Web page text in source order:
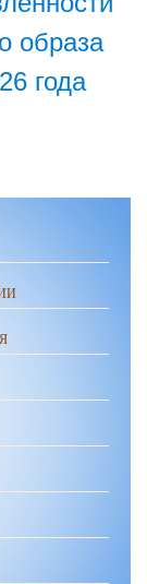
образа
года